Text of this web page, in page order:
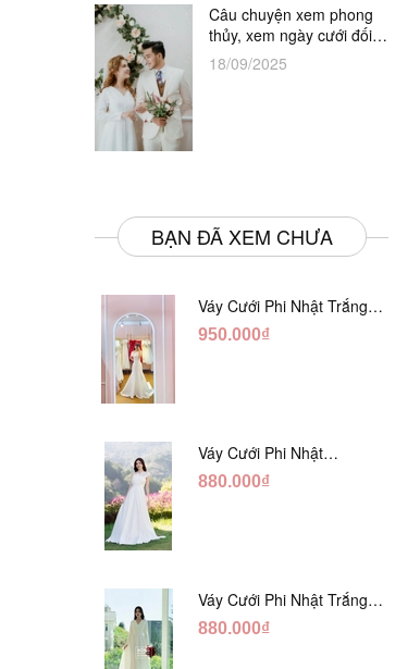
Câu chuyện xem phong
thủy, xem ngày cưới đối
với vợ chồng khắc tuổi
18/09/2025
BẠN ĐÃ XEM CHƯA
Váy Cưới Phi Nhật Trắng
Đuôi Cá DC998
950.000₫
Váy Cưới Phi Nhật
Trắng Cúp Chéo DC543
880.000₫
Váy Cưới Phi Nhật Trắng
Cổ V Hàng Nút DC549
880.000₫